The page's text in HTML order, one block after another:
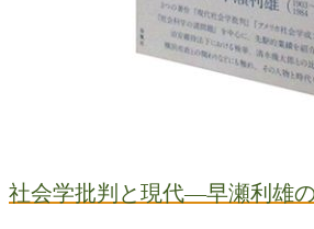
社会学批判と現代―早瀬利雄